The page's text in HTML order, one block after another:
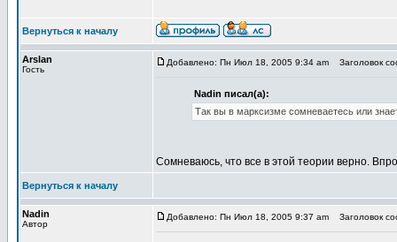
Вернуться к началу
Arslan
Гость
Добавлено: Пн Июл 18, 2005 9:34 am Заголовок
Nadin писал(а):
Так вы в марксизме сомневаетесь или
Сомневаюсь, что все в этой теории верно.
Вернуться к началу
Nadin
Автор
Добавлено: Пн Июл 18, 2005 9:37 am Заголовок